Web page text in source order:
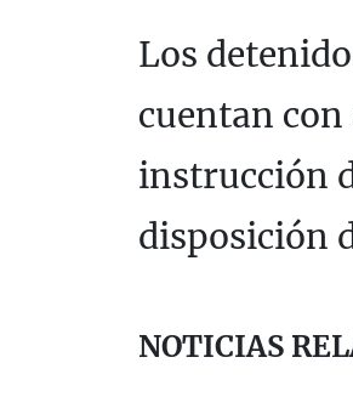
Los
cuentan
instrucción
disposición
NOTICIAS